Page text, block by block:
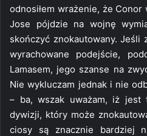
odnosiłem wrażenie, że Conor
Jose pójdzie na wojnę
skończyć znokautowany. Jeśli
wyrachowane podejście,
Lamasem, jego szanse na
Nie wykluczam jednak i nie
– ba, wszak uważam, iż
dywizji, który może
ciosy są znacznie bardziej